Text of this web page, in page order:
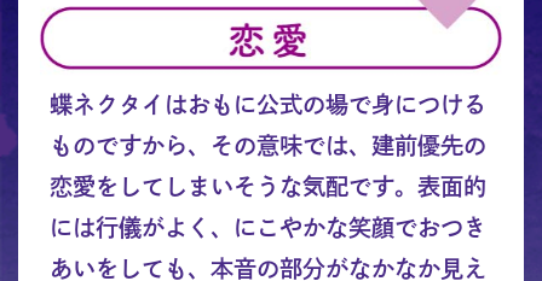
蝶ネクタイはおもに公式の場で身につける
ものですから、その意味では、建前優先の
恋愛をしてしまいそうな気配です。表面的
には行儀がよく、にこやかな笑顔でおつき
あいをしても、本音の部分がなかなか見え